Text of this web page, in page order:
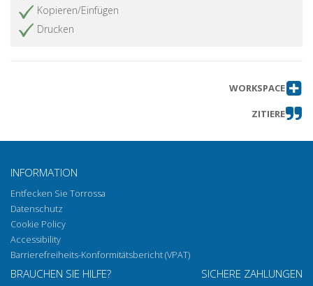
Kopieren/Einfügen
Drucken
WORKSPACE
ZITIERE
INFORMATION
Entfecken Sie Torrossa
Datenschutz
Cookie Policy
Accessibility
Barrierefreiheits-Konformitätsbericht (VPAT)
BRAUCHEN SIE HILFE? SICHERE ZAHLUNGEN